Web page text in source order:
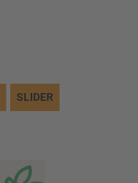
SLIDER